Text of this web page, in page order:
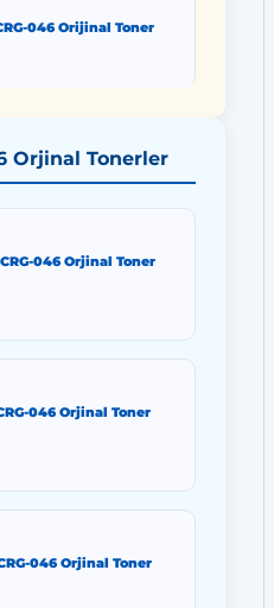
046 Orijinal Toner
Orjinal Tonerler
046 Orjinal Toner
046 Orjinal Toner
046 Orjinal Toner